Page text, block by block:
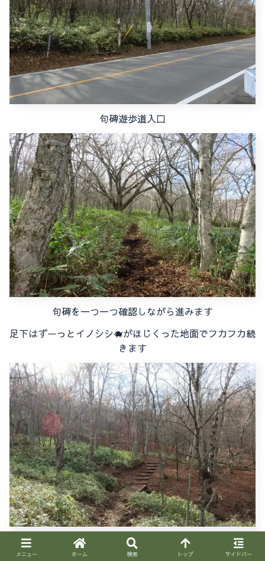
句碑遊歩道入口
句碑を一つ一つ確認しながら進みます
足下はずーっとイノシシ🐗がほじくった地面でフカフカ続
きます
駐車場近くまで来ると広々として良い感じです
メニュー ホーム 検索 トップ サイドバー